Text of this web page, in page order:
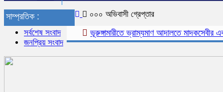
সাম্প্রতিক :
ভূরুঙ্গামারীতে ভ্রাম্যমাণ আদালতে মাদকসেবীর এক
০০০ অভিবাসী গ্রেপ্তার
সর্বশেষ সংবাদ
জনপ্রিয় সংবাদ